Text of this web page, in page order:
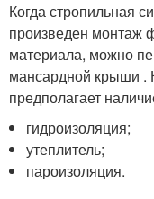
Когда стропильная
произведен монтаж
материала, можно
мансардной крыши .
предполагает
гидроизоляция;
утеплитель;
пароизоляция.